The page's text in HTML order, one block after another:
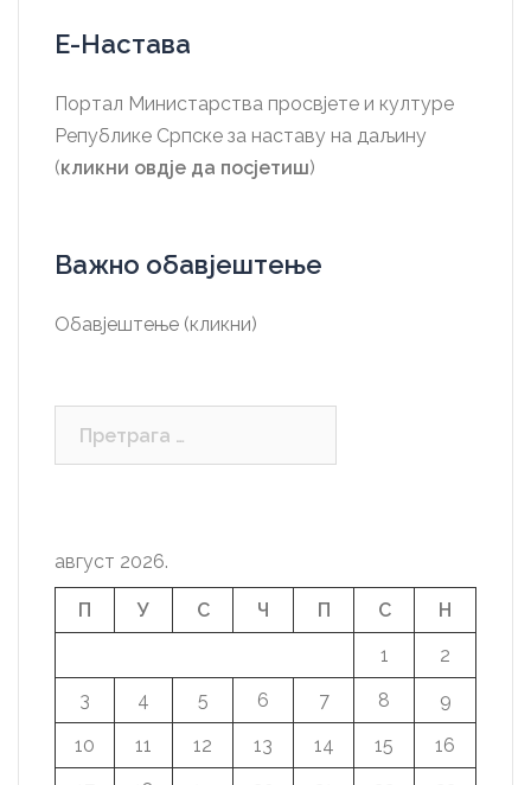
Е-Настава
Портал Министарства просвјете и културе
Републике Српске за наставу на даљину
(кликни овдје да посјетиш)
Важно обавјештење
Обавјештење (кликни)
август 2026.
П У С Ч П С
Н
1
2
3
4 5 6 7 8
9
10
11 12 13 14 15
16